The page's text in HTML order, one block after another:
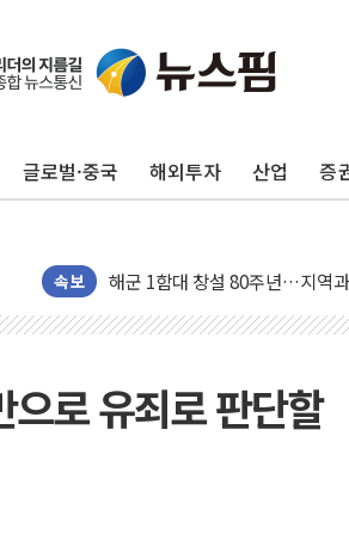
글로벌·중국 해외투자 산업 증
속보
양주 섬유염색공장서 화재 1명
[3보] 북, 원산서 동해로 단거리
우크라 드론 전술, 중남미 콜롬
주한미군 "오산기지 누출, 백린
구미 폐염산처리업체서 불 2시
로 유죄로 판단할